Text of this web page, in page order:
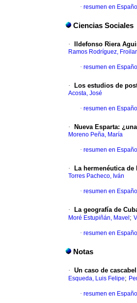
· resumen en Español
Ciencias Sociales
· Ildefonso Riera
Ramos Rodríguez,
· resumen en Español
· Los estudios de
Acosta, José
· resumen en Español
· Nueva Esparta:
Moreno Peña, María
· resumen en Español
· La hermenéutica
Torres Pacheco, Iván
· resumen en Español
· La geografía de
Moré Estupiñán, Mavel ;
· resumen en Español
Notas
· Un caso de
Esqueda, Luis Felipe;
· resumen en Español